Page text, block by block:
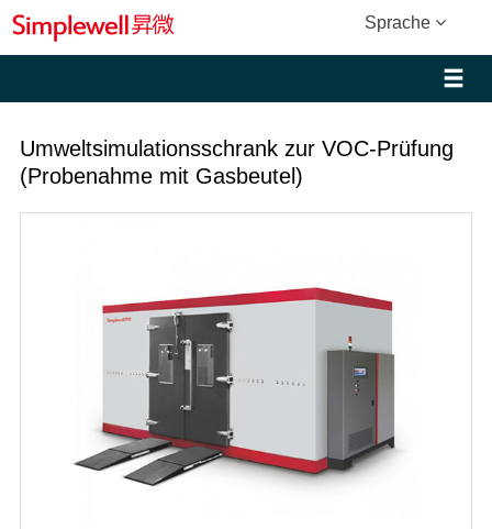
Sprache
Umweltsimulationsschrank zur VOC-Prüfung
(Probenahme mit Gasbeutel)